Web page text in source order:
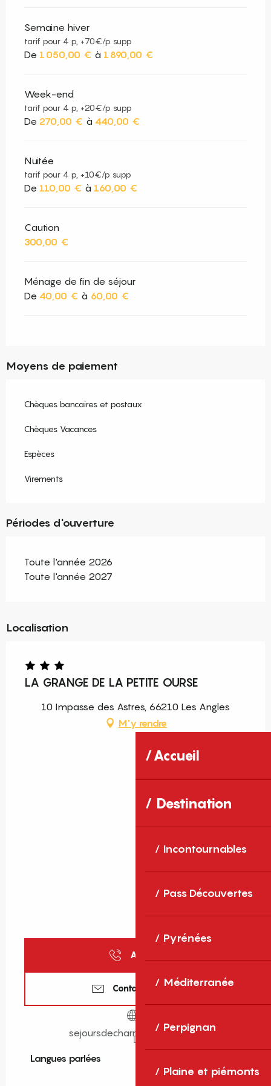
Accueil
Destination
Incontournables
Pass Découvertes
Pyrénées
Méditerranée
Perpignan
Plaine et piémonts
Semaine hiver
tarif pour 4 p, +70€/p supp
De 1 050,00 € à 1 890,00 €
Week-end
tarif pour 4 p, +20€/p supp
De 270,00 € à 440,00 €
Nuitée
tarif pour 4 p, +10€/p supp
De 110,00 € à 160,00 €
Caution
300,00 €
Ménage de fin de séjour
De 40,00 € à 60,00 €
Moyens de paiement
Chèques bancaires et postaux
Chèques Vacances
Espèces
Virements
Périodes d'ouverture
Toute l'année 2026
Toute l'année 2027
Localisation
LA GRANGE DE LA PETITE OURSE
10 Impasse des Astres, 66210 Les Angles
M'y rendre
Appeler
Contactez-nous
sejoursdecharme.wixsite.com
Langues parlées
Langues parlées